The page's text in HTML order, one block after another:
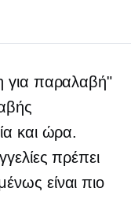
για παραλαβή"
και ώρα.
πρέπει
είναι πιο